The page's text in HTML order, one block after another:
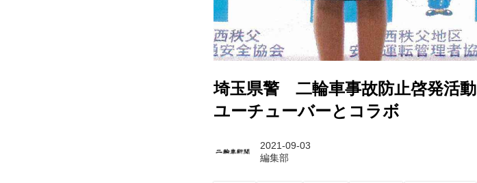
埼玉県警 二輪車事故防止啓発活動
ユーチューバーとコラボ
2021-09-03
編集部